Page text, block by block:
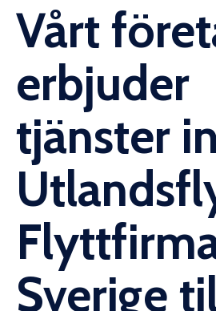
Vårt
erbjuder
tjänster
Sverige